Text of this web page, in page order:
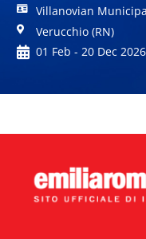
Villanovian
Verucchio (RN)
01 Feb - 20 Dec 2026